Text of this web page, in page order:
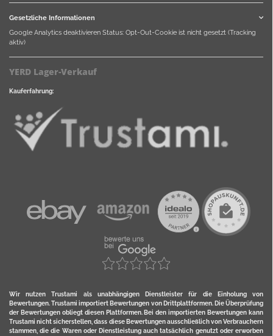
Gesetzliche Informationen
Google Analytics deaktivieren Status: Opt-Out-Cookie ist nicht gesetzt (Tracking
aktiv)
YERD Lager-Verkauf
Kauferfahrung:
Wir nutzen Trustami als unabhängigen Dienstleister für die Einholung von
Bewertungen. Trustami importiert Bewertungen von Drittplattformen. Die Überprüfung
der Bewertungen obliegt diesen Plattformen. Bei den importierten Bewertungen kann
Trustami nicht sicherstellen, dass diese Bewertungen ausschließlich von Verbrauchern
stammen, die die Waren oder Dienstleistung auch tatsächlich genutzt oder erworben